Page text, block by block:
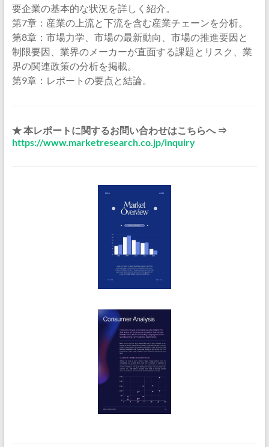
要企業の基本的な状況を詳しく紹介。
第7章：産業の上流と下流を含む産業チェーンを分析。
第8章：市場力学、市場の最新動向、市場の推進要因と
制限要因、業界のメーカーが直面する課題とリスク、業
界の関連政策の分析を掲載。
第9章：レポートの要点と結論。
★ 本レポートに関するお問い合わせはこちらへ ⇒
https://www.marketresearch.co.jp/inquiry